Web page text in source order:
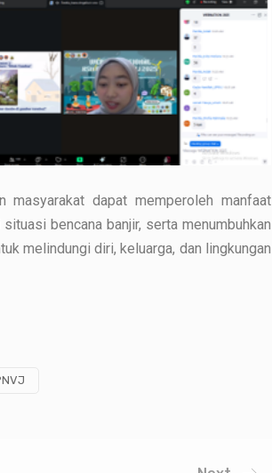
masyarakat dapat memperoleh manfaat
bencana banjir, serta menumbuhkan
melindungi diri, keluarga, dan lingkungan